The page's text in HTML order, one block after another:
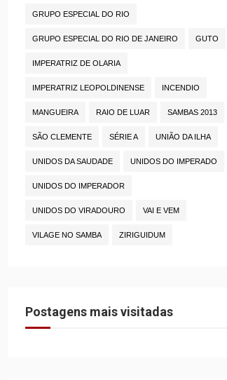
GRUPO ESPECIAL DO RIO
GRUPO ESPECIAL DO RIO DE JANEIRO GUTO
IMPERATRIZ DE OLARIA
IMPERATRIZ LEOPOLDINENSE INCENDIO
MANGUEIRA RAIO DE LUAR SAMBAS 2013
SÃO CLEMENTE SÉRIE A UNIÃO DA ILHA
UNIDOS DA SAUDADE UNIDOS DO IMPERADO
UNIDOS DO IMPERADOR
UNIDOS DO VIRADOURO VAI E VEM
VILAGE NO SAMBA ZIRIGUIDUM
Postagens mais visitadas